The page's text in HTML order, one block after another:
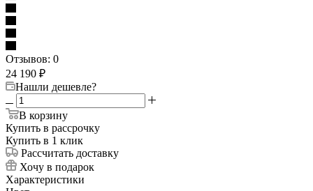
Отзывов: 0
24 190 ₽
Нашли дешевле?
В корзину
Купить в рассрочку
Купить в 1 клик
Рассчитать доставку
Хочу в подарок
Характеристики